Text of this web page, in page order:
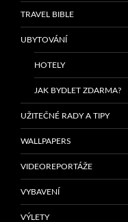
TRAVEL BIBLE
UBYTOVÁNÍ
HOTELY
JAK BYDLET ZDARMA?
UŽITEČNÉ RADY A TIPY
WALLPAPERS
VIDEOREPORTÁŽE
VYBAVENÍ
VÝLETY